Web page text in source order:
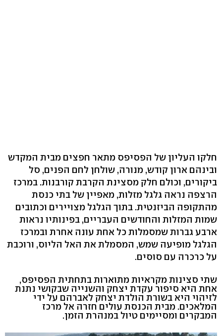
חלקו העליון של הפסיפס מתאר חפצים מבית המקדש
ובינהם ארון קודש, מנורה, שולחן לחם הפנים, סל
ביקורים, וכולם חלק מסצינת הקרבת קורבנות. במרכז
הרצפה נראה גלגל מזלות, מאפיין של בתי כנסת
מהתקופה הביזנטית. בתוך הגלגל מצויירים וכתובים
שמות המזלות והחודשים העבריים, בפינותיו נראות
ארבע גברות שמסמלות כל אחת עונה אחרת ובמרכז
הגלגל מופיעה שמש, המסמלת את האל הליוס, ורוכבת
על כרכרה עם סוסים.
שתי סצינות מקראיות מתוארות בתחתית הפסיפס,
אחת היא סיפור עקדת יצחק והשנייה שבקושי נתנת
לזיהוי היא בשורת הולדת יצחק לאברהם על ידי
המלאכים. מבית הכנסת עולים חזרה אל מרכז
המבקרים ומסיימים טיול במנהרת הזמן.